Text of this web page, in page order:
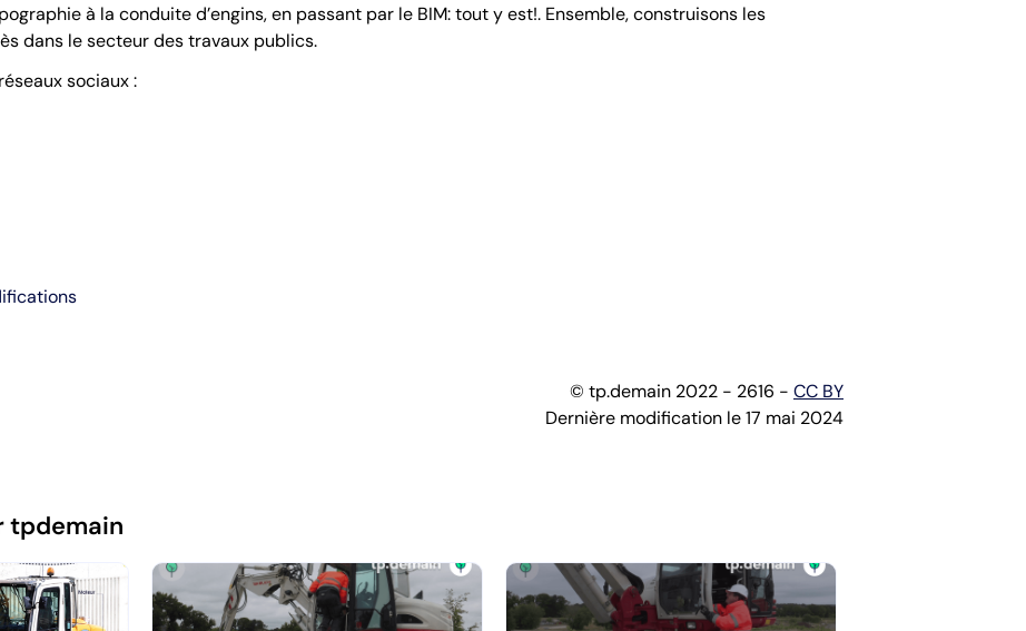
à la conduite d’engins, en passant par le BIM: tout y est!. Ensemble, construisons les
dans le secteur des travaux publics.
sociaux :
© tp.demain 2022 - 2616 - CC BY
Dernière modification le 17 mai 2024
tpdemain